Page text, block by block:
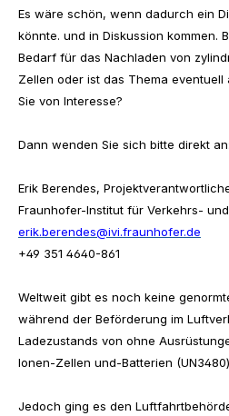
Es wäre schön, wenn dadurch ein
könnte. und in Diskussion kommen.
Bedarf für das Nachladen von
Zellen oder ist das Thema
Sie von Interesse?
Dann wenden Sie sich bitte direkt an:
Erik Berendes,
Fraunhofer-Institut für Verkehrs-
erik.berendes@ivi.fraunhofer.de
+49 351 4640-861
Weltweit gibt es noch keine
während der Beförderung im
Ladezustands von ohne
Ionen-Zellen und-Batterien
Jedoch ging es den